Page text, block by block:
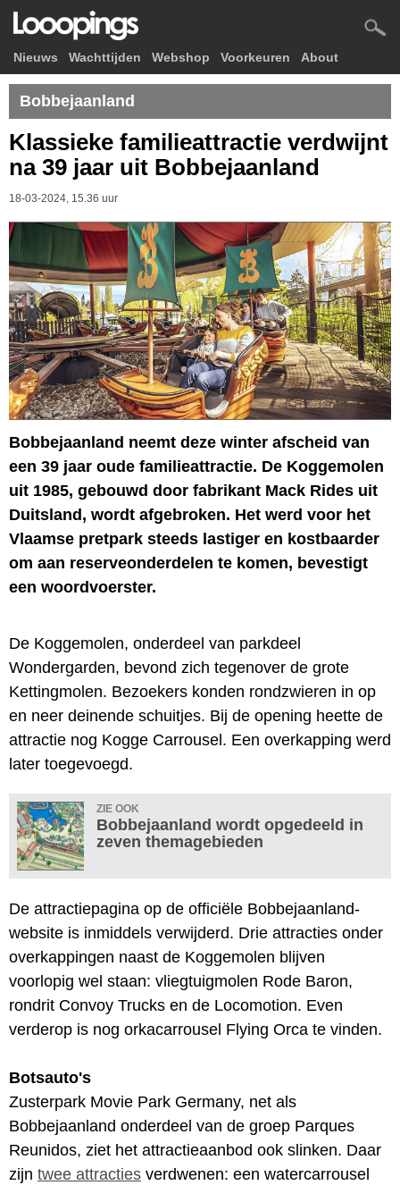
Nieuws Wachttijden Webshop Voorkeuren About
Bobbejaanland
Klassieke familieattractie verdwijnt
na 39 jaar uit Bobbejaanland
18-03-2024, 15.36 uur
Bobbejaanland neemt deze winter afscheid van
een 39 jaar oude familieattractie. De Koggemolen
uit 1985, gebouwd door fabrikant Mack Rides uit
Duitsland, wordt afgebroken. Het werd voor het
Vlaamse pretpark steeds lastiger en kostbaarder
om aan reserveonderdelen te komen, bevestigt
een woordvoerster.
De Koggemolen, onderdeel van parkdeel
Wondergarden, bevond zich tegenover de grote
Kettingmolen. Bezoekers konden rondzwieren in op
en neer deinende schuitjes. Bij de opening heette de
attractie nog Kogge Carrousel. Een overkapping werd
later toegevoegd.
ZIE OOK
Bobbejaanland wordt opgedeeld in
zeven themagebieden
De attractiepagina op de officiële Bobbejaanland-
website is inmiddels verwijderd. Drie attracties onder
overkappingen naast de Koggemolen blijven
voorlopig wel staan: vliegtuigmolen Rode Baron,
rondrit Convoy Trucks en de Locomotion. Even
verderop is nog orkacarrousel Flying Orca te vinden.
Botsauto's
Zusterpark Movie Park Germany, net als
Bobbejaanland onderdeel van de groep Parques
Reunidos, ziet het attractieaanbod ook slinken. Daar
zijn twee attracties verdwenen: een watercarrousel